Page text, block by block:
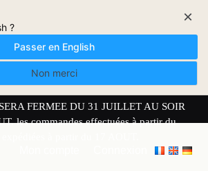
?
Passer en English
Non merci
×
FERMEE DU 31 JUILLET AU SOIR
les commandes effectuées à partir du